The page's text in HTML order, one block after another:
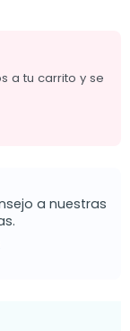
a tu carrito y se
a nuestras